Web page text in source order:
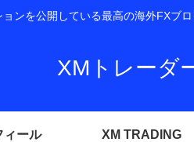
ンを公開している最高の海外FXブ
XMトレーダ
ィール XM TRADING